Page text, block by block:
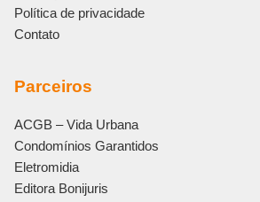
Política de privacidade
Contato
Parceiros
ACGB – Vida Urbana
Condomínios Garantidos
Eletromidia
Editora Bonijuris